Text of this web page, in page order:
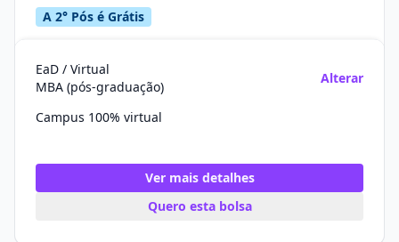
A 2° Pós é Grátis
EaD / Virtual
MBA (pós-graduação)
Alterar
Campus 100% virtual
Ver mais detalhes
Quero esta bolsa